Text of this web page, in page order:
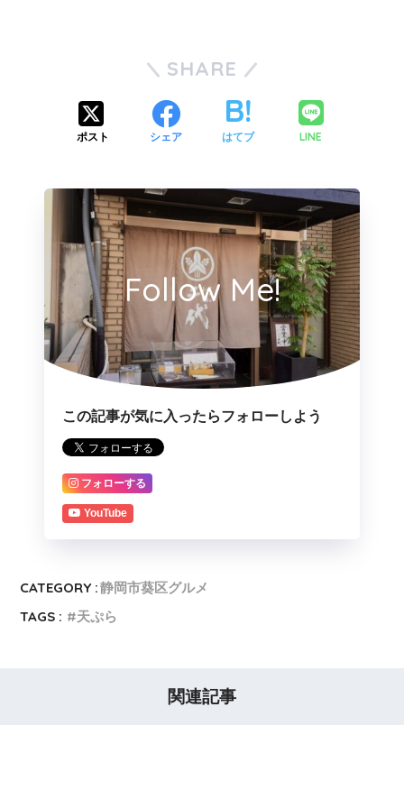
SHARE
ポスト シェア はてブ LINE
Follow Me!
この記事が気に入ったらフォローしよう
フォローする
YouTube
CATEGORY :静岡市葵区グルメ
TAGS :
天ぷら
関連記事